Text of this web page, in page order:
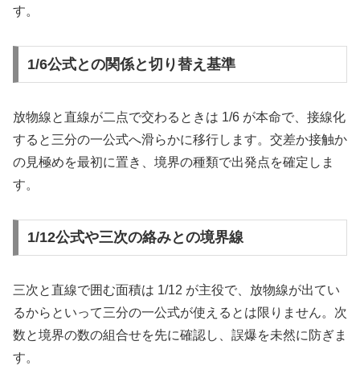
す。
1/6公式との関係と切り替え基準
放物線と直線が二点で交わるときは 1/6 が本命で、接線化
すると三分の一公式へ滑らかに移行します。交差か接触か
の見極めを最初に置き、境界の種類で出発点を確定しま
す。
1/12公式や三次の絡みとの境界線
三次と直線で囲む面積は 1/12 が主役で、放物線が出てい
るからといって三分の一公式が使えるとは限りません。次
数と境界の数の組合せを先に確認し、誤爆を未然に防ぎま
す。